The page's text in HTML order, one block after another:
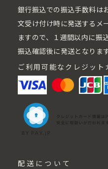
銀行振込での振込手数料は
文受け付け時に発送するメ
ますので、１週間以内に振
振込確認後に発送となります
ご利用可能なクレジット
配送について